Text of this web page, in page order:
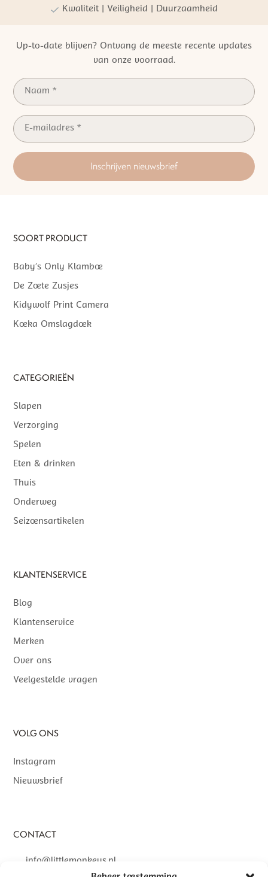
Kwaliteit | Veiligheid | Duurzaamheid
Up-to-date blijven? Ontvang de meeste recente updates
van onze voorraad.
Inschrijven nieuwsbrief
SOORT PRODUCT
Baby’s Only Klamboe
De Zoete Zusjes
Kidywolf Print Camera
Koeka Omslagdoek
CATEGORIEËN
Slapen
Verzorging
Spelen
Eten & drinken
Thuis
Onderweg
Seizoensartikelen
KLANTENSERVICE
Blog
Klantenservice
Merken
Over ons
Veelgestelde vragen
VOLG ONS
Instagram
Nieuwsbrief
CONTACT
info@littlemonkeys.nl